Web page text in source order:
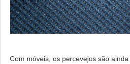
Com móveis, os percevejos são